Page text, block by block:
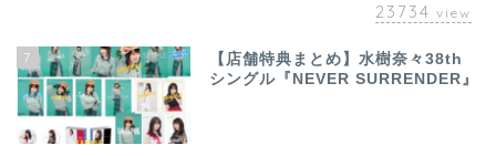
23734 view
7
【店舗特典まとめ】水樹奈々38th
シングル『NEVER SURRENDER』